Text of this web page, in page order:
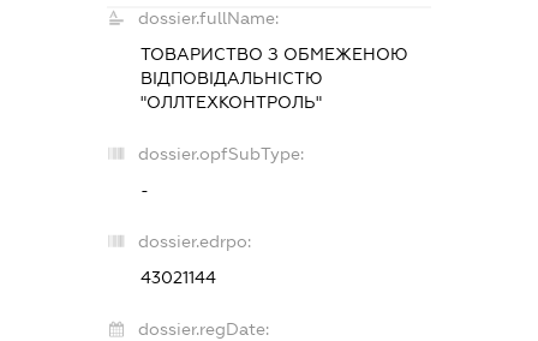
dossier.fullName:
ТОВАРИСТВО З ОБМЕЖЕНОЮ
ВІДПОВІДАЛЬНІСТЮ
"ОЛЛТЕХКОНТРОЛЬ"
dossier.opfSubType:
-
dossier.edrpo:
43021144
dossier.regDate: